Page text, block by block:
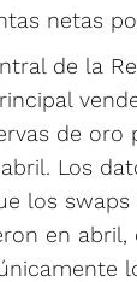
netas
de la
de oro
Los
los
en abril,